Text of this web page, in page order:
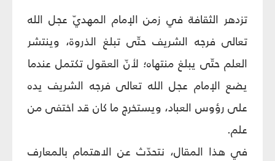
تزدهر الثقافة في زمن الإمام المهديّ عجل الله
تعالى فرجه الشريف حتّى تبلغ الذروة، وينتشر
العلم حتّى يبلغ منتهاه؛ لأنّ العقول تكتمل عندما
يضع الإمام عجل الله تعالى فرجه الشريف يده
على رؤوس العباد، ويستخرج ما كان قد اختفى من
علم.
في هذا المقال، نتحدّث عن الاهتمام بالمعارف